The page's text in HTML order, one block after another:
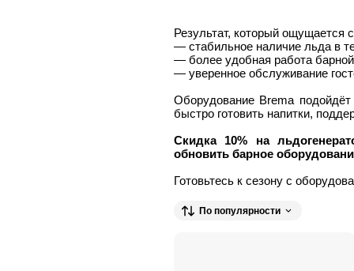
Результат, который ощущается
— стабильное наличие льда в
— более удобная работа
— уверенное обслуживание
Оборудование Brema
быстро готовить напитки,
Скидка 10% на
обновить барное
Готовьтесь к сезону с
По популярности